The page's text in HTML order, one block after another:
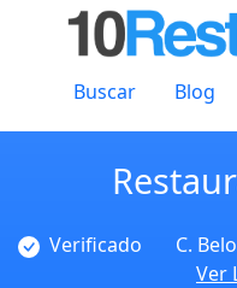
Buscar Blog
Verificado
C.
Ver